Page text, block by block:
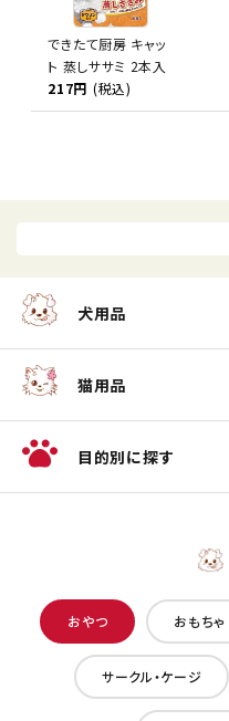
できたて厨房 キャッ
ト 蒸しササミ 2本入
217円 (税込)
犬用品
猫用品
目的別に探す
おやつ おもちゃ
サークル・ケージ